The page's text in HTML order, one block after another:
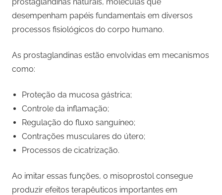
desempenham papéis fundamentais em diversos
processos fisiológicos do corpo humano.
As prostaglandinas estão envolvidas em mecanismos
como:
Proteção da mucosa gástrica;
Controle da inflamação;
Regulação do fluxo sanguíneo;
Contrações musculares do útero;
Processos de cicatrização.
Ao imitar essas funções, o misoprostol consegue
produzir efeitos terapêuticos importantes em